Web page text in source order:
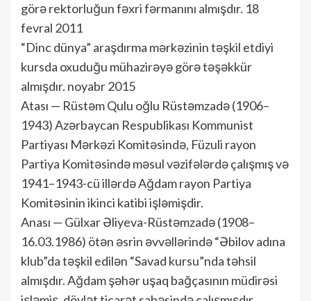
görə rektorluğun fəxri fərmanını almışdır. 18
fevral 2011
“Dinc dünya” araşdırma mərkəzinin təşkil etdiyi
kursda oxuduğu mühazirəyə görə təşəkkür
almışdır. noyabr 2015
Atası — Rüstəm Qulu oğlu Rüstəmzadə (1906–
1943) Azərbaycan Respublikası Kommunist
Partiyası Mərkəzi Komitəsində, Füzuli rayon
Partiya Komitəsində məsul vəzifələrdə çalışmış və
1941–1943-cü illərdə Ağdam rayon Partiya
Komitəsinin ikinci katibi işləmişdir.
Anası — Gülxar Əliyeva-Rüstəmzadə (1908–
16.03.1986) ötən əsrin əvvəllərində “Əbilov adına
klub”da təşkil edilən “Savad kursu”nda təhsil
almışdır. Ağdam şəhər uşaq bağçasının müdirəsi